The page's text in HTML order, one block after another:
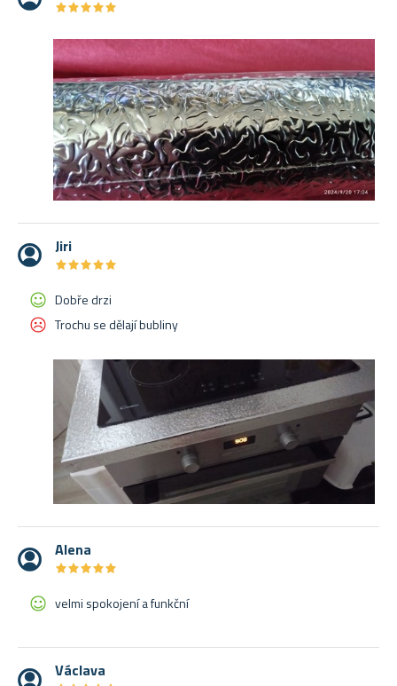
★★★★★
★★★★★
Jiri
★★★★★
★★★★★
Dobře drzi
Trochu se dělají bubliny
Alena
★★★★★
★★★★★
velmi spokojení a funkční
Václava